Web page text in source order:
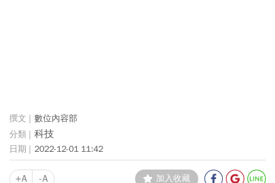
數位內容部
科技
2022-12-01 11:42
+A -A 加入收藏